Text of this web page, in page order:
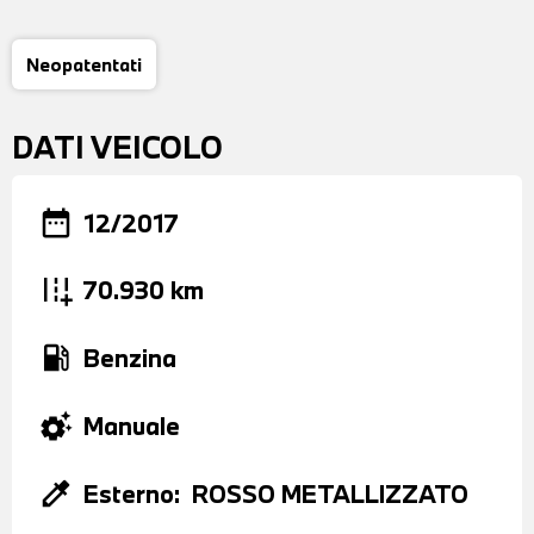
Neopatentati
DATI VEICOLO
date_range 12/2017
add_road 70.930 km
local_gas_station Benzina
settings_suggest Manuale
colorize Esterno: ROSSO METALLIZZATO